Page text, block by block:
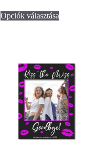
Opciók választása